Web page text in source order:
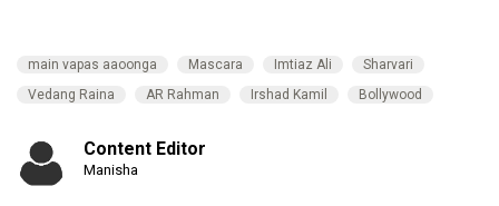
main vapas aaoonga Mascara Imtiaz Ali
Sharvari
Vedang Raina
AR Rahman Irshad Kamil Bollywood
Content Editor
Manisha